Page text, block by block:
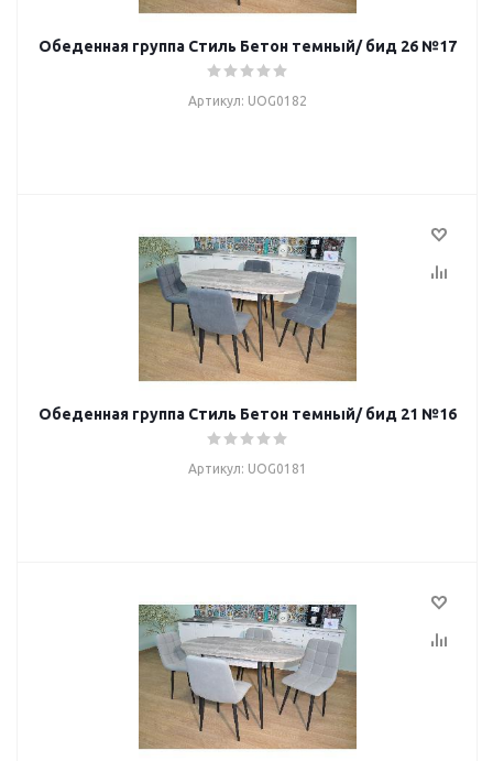
Обеденная группа Стиль Бетон темный/ бид 26 №17
Артикул: UOG0182
Обеденная группа Стиль Бетон темный/ бид 21 №16
Артикул: UOG0181